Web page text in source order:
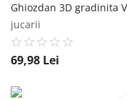
jucarii
69,98 Lei